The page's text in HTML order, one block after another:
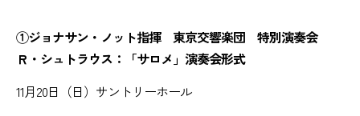
①ジョナサン・ノット指揮 東京交響楽団 特別演奏会
Ｒ・シュトラウス：「サロメ」演奏会形式
11月20日（日）サントリーホール